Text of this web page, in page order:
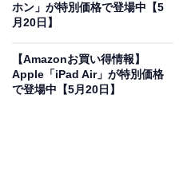
ホン」が特別価格で登場中【5
月20日】
【Amazonお買い得情報】
Apple「iPad Air」が特別価格
で登場中【5月20日】